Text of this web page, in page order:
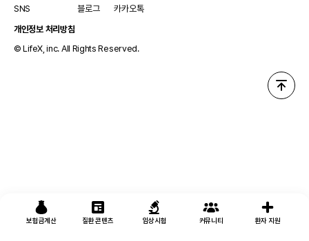
보험금계산 질환 콘텐츠 임상시험 커뮤니티 환자 지원
SNS
블로그
카카오톡
개인정보 처리방침
© LifeX, inc. All Rights Reserved.